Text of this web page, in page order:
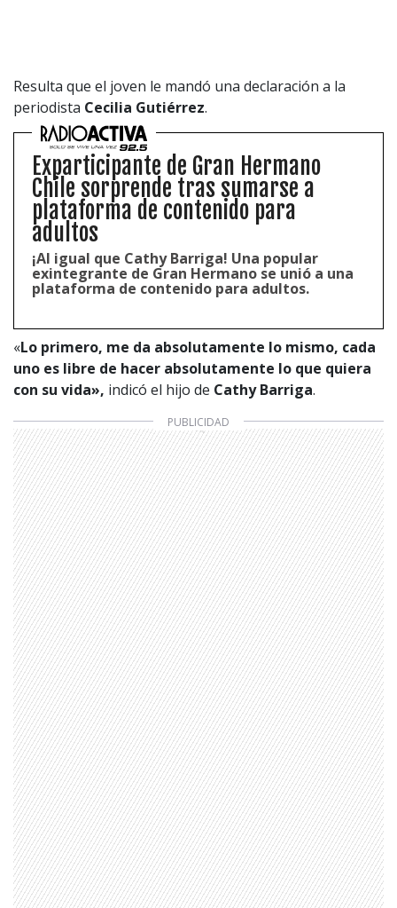
Resulta que el joven le mandó una declaración a la
periodista Cecilia Gutiérrez.
Exparticipante de Gran Hermano
Chile sorprende tras sumarse a
plataforma de contenido para
adultos
¡Al igual que Cathy Barriga! Una popular
exintegrante de Gran Hermano se unió a una
plataforma de contenido para adultos.
«Lo primero, me da absolutamente lo mismo, cada
uno es libre de hacer absolutamente lo que quiera
con su vida», indicó el hijo de Cathy Barriga.